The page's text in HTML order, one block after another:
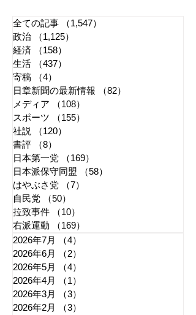
全ての記事 （1,547）
政治
（1,125）
経済
（158）
生活
（437）
寄稿
（4）
日章新聞の最新情報
（82）
メディア
（108）
スポーツ
（155）
社説
（120）
書評
（8）
日本第一党
（169）
日本派保守同盟
（58）
はやぶさ党
（7）
自民党
（50）
拉致事件
（10）
右派運動
（169）
2026年7月
（4）
2026年6月
（2）
2026年5月
（4）
2026年4月
（1）
2026年3月
（3）
2026年2月
（3）